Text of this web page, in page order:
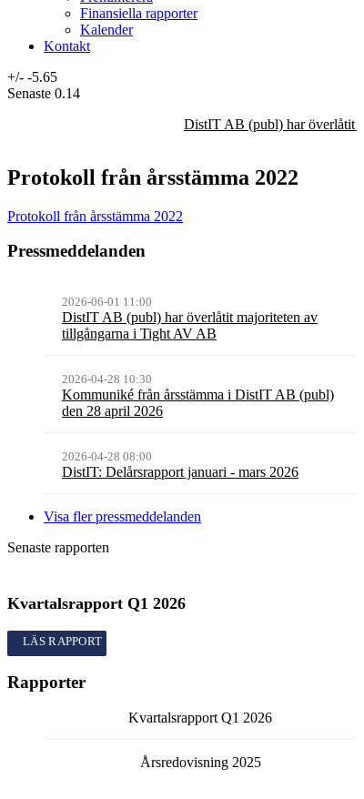
Finansiella rapporter
Kalender
Kontakt
+/- -5.65
Senaste 0.14
DistIT AB (publ) har överlåtit
Protokoll från årsstämma 2022
Protokoll från årsstämma 2022
Pressmeddelanden
2026-06-01 11:00
DistIT AB (publ) har överlåtit majoriteten av
tillgångarna i Tight AV AB
2026-04-28 10:30
Kommuniké från årsstämma i DistIT AB (publ)
den 28 april 2026
2026-04-28 08:00
DistIT: Delårsrapport januari - mars 2026
Visa fler pressmeddelanden
Senaste rapporten
Kvartalsrapport Q1 2026
Kvartalsrapport
Rapporter
Kvartalsrapport Q1 2026
Årsredovisning 2025